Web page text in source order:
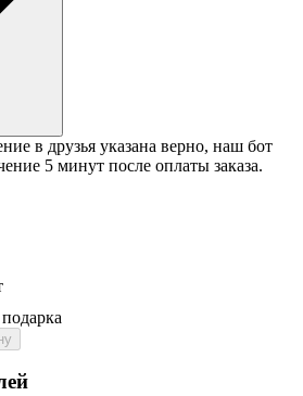
в друзья указана верно, наш бот
5 минут после оплаты заказа.